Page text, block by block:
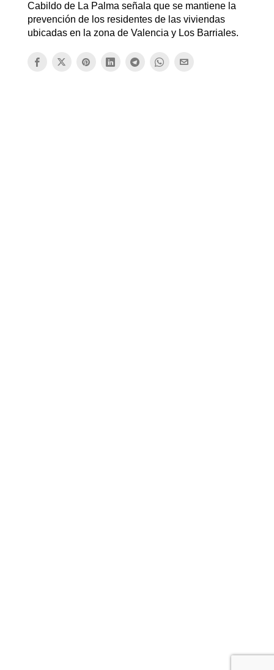
Cabildo de La Palma señala que se mantiene la
prevención de los residentes de las viviendas
ubicadas en la zona de Valencia y Los Barriales.